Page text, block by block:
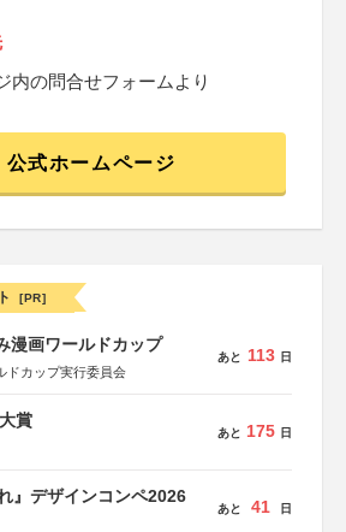
内の問合せフォームより
公式ホームページ
[PR]
漫画ワールドカップ
ドカップ実行委員会
あと 113 日
賞
あと 175 日
』デザインコンペ2026
あと 41 日